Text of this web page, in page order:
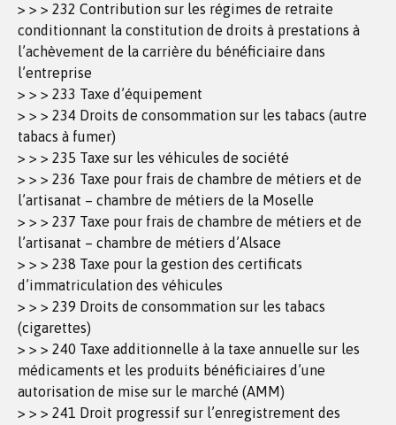
> > > 232 Contribution sur les régimes de retraite
conditionnant la constitution de droits à prestations à
l’achèvement de la carrière du bénéficiaire dans
l’entreprise
> > > 233 Taxe d’équipement
> > > 234 Droits de consommation sur les tabacs (autre
tabacs à fumer)
> > > 235 Taxe sur les véhicules de société
> > > 236 Taxe pour frais de chambre de métiers et de
l’artisanat – chambre de métiers de la Moselle
> > > 237 Taxe pour frais de chambre de métiers et de
l’artisanat – chambre de métiers d’Alsace
> > > 238 Taxe pour la gestion des certificats
d’immatriculation des véhicules
> > > 239 Droits de consommation sur les tabacs
(cigarettes)
> > > 240 Taxe additionnelle à la taxe annuelle sur les
médicaments et les produits bénéficiaires d’une
autorisation de mise sur le marché (AMM)
> > > 241 Droit progressif sur l’enregistrement des